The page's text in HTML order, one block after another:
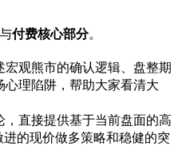
与付费核心部分。
宏观熊市的确认逻辑、盘整期
心理陷阱，帮助大家看清大
，直接提供基于当前盘面的高
的现价做多策略和稳健的突